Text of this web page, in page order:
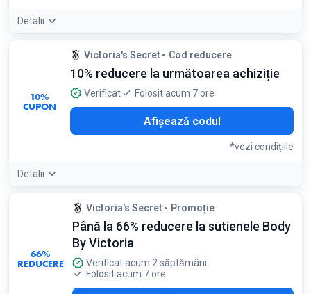
Detalii
Detaliile ofertei:Profită de acest discount suplimentar
pentru a-l folosi împreună cu alte reduceri de pe site, dacă
regulile promoției permit
Valabil pentru prima achiziție după abonare
10%
CUPON
Victoria's Secret Cod reducere
10% reducere la următoarea achiziție
Verificat Folosit acum 7 ore
Afișează codul
*vezi condițiile
Detalii
Reducerea se aplică doar online și nu poate fi combinată cu
alte promoții
66%
REDUCERE
Victoria's Secret Promoție
Până la 66% reducere la sutienele Body
By Victoria
Verificat acum 2 săptămâni
Folosit acum 7 ore